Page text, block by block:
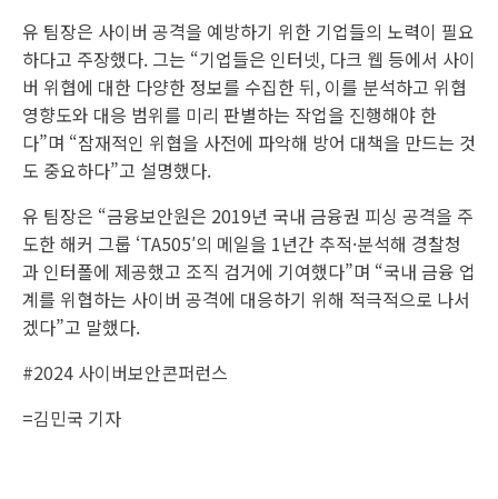
유 팀장은 사이버 공격을 예방하기 위한 기업들의 노력이 필요
하다고 주장했다. 그는 “기업들은 인터넷, 다크 웹 등에서 사이
버 위협에 대한 다양한 정보를 수집한 뒤, 이를 분석하고 위협
영향도와 대응 범위를 미리 판별하는 작업을 진행해야 한
다”며 “잠재적인 위협을 사전에 파악해 방어 대책을 만드는 것
도 중요하다”고 설명했다.
유 팀장은 “금융보안원은 2019년 국내 금융권 피싱 공격을 주
도한 해커 그룹 ‘TA505′의 메일을 1년간 추적·분석해 경찰청
과 인터폴에 제공했고 조직 검거에 기여했다”며 “국내 금융 업
계를 위협하는 사이버 공격에 대응하기 위해 적극적으로 나서
겠다”고 말했다.
#2024 사이버보안콘퍼런스
=김민국 기자